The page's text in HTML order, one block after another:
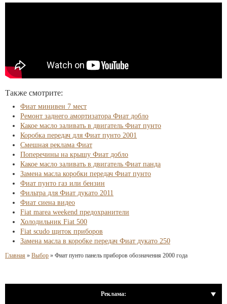
Также смотрите:
Фиат минивен 7 мест
Ремонт заднего амортизатора Фиат добло
Какое масло заливать в двигатель Фиат пунто
Коробка передач для Фиат пунто 2001
Смешная реклама Фиат
Поперечины на крышу Фиат добло
Какое масло заливать в двигатель Фиат панда
Замена масла коробки передач Фиат пунто
Фиат пунто газ или бензин
Фильтра для Фиат дукато 2011
Фиат сиена видео
Fiat marea weekend предохранители
Холодильник Fiat 500
Fiat scudo щиток приборов
Замена масла в коробке передач Фиат дукато 250
Главная » Выбор » Фиат пунто панель приборов обозначения 2000 года
Реклама: